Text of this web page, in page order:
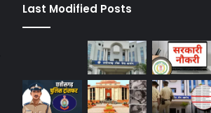
Last Modified Posts